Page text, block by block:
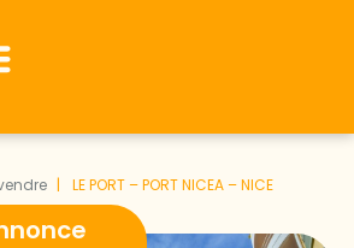
LE PORT – PORT NICEA – NICE